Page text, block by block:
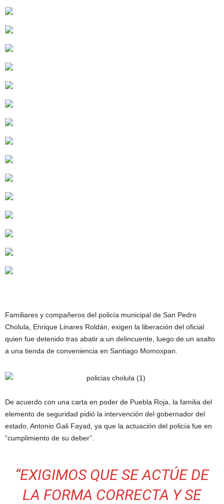
Familiares y compañeros del policía municipal de San Pedro
Cholula, Enrique Linares Roldán, exigen la liberación del oficial
quien fue detenido tras abatir a un delincuente, luego de un asalto
a una tienda de conveniencia en Santiago Momoxpan.
De acuerdo con una carta en poder de Puebla Roja, la familia del
elemento de seguridad pidió la intervención del gobernador del
estado, Antonio Gali Fayad, ya que la actuación del policía fue en
“cumplimiento de su deber”.
“EXIGIMOS QUE SE ACTÚE DE
LA FORMA CORRECTA Y SE